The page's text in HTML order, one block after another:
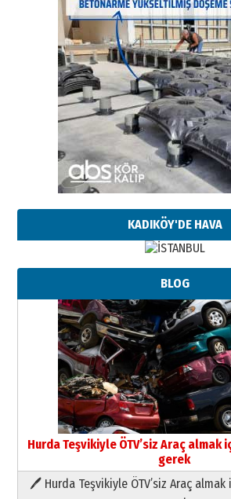
KADIKÖY'DE HAVA
BLOG
Hurda Teşvikiyle ÖTV’siz Araç
gerek
🖊 Hurda Teşvikiyle ÖTV’siz Araç